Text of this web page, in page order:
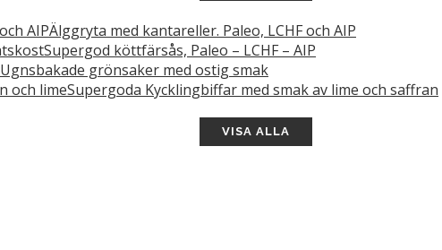
Älggryta med kantareller. Paleo, LCHF och AIP
Supergod köttfärsås, Paleo – LCHF – AIP
Ugnsbakade grönsaker med ostig smak
Supergoda Kycklingbiffar med smak av lime och saffran
VISA ALLA